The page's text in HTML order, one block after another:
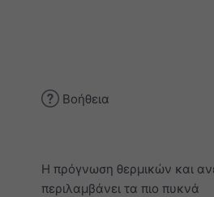
Βοήθεια
Η πρόγνωση θερμικών και
περιλαμβάνει τα πιο πυκνά